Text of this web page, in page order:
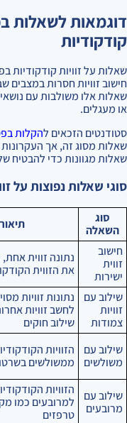
דוגמאות לשאלות
קודקודיות
שאלות על זוויות
חישוב זוויות חסרות במצבים
שאלות אלו משולבות עם
או מעגלים.
סטודנטים הזכאים להקלות
שאלות מסוג זה, אך
שאלות מגוונות כדי להבטיח
סוגי שאלות נפוצות על
סוג
השאלה
תיאור
חישוב
זווית
ישירות
נתונה זווית
את הזווית
שילוב עם
זוויות
צמודות
נתונות זוויות
לחשב זוויות
שילוב חוקים
שילוב עם
משולשים
הזוויות
ממשולשים
שילוב עם
מרובעים
הזוויות
למרובעים כמו
טרפזים